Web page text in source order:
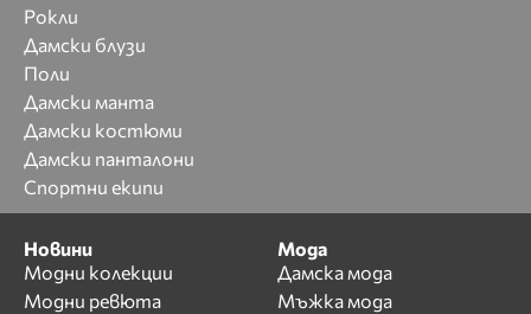
Рокли
Дамски блузи
Поли
Дамски манта
Дамски костюми
Дамски панталони
Спортни екипи
Новини
Модни колекции
Модни ревюта
Мода
Дамска мода
Мъжка мода